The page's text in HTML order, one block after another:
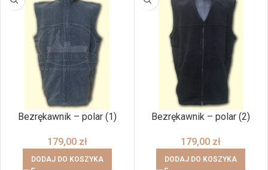
Bezrękawnik – polar (1)
179,00 zł
DODAJ DO KOSZYKA
Bezrękawnik – polar (2)
179,00 zł
DODAJ DO KOSZYKA